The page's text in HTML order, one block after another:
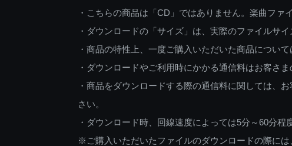
・こちらの商品は「CD」ではありません。楽曲ファ
・ダウンロードの「サイズ」は、実際のファイルサ
・商品の特性上、一度ご購入いただいた商品につい
・ダウンロードやご利用時にかかる通信料はお客さま
・商品をダウンロードする際の通信料に関しては、
さい。
・ダウンロード時、回線速度によっては5分～60分程
※ご購入いただいたファイルのダウンロードの際に